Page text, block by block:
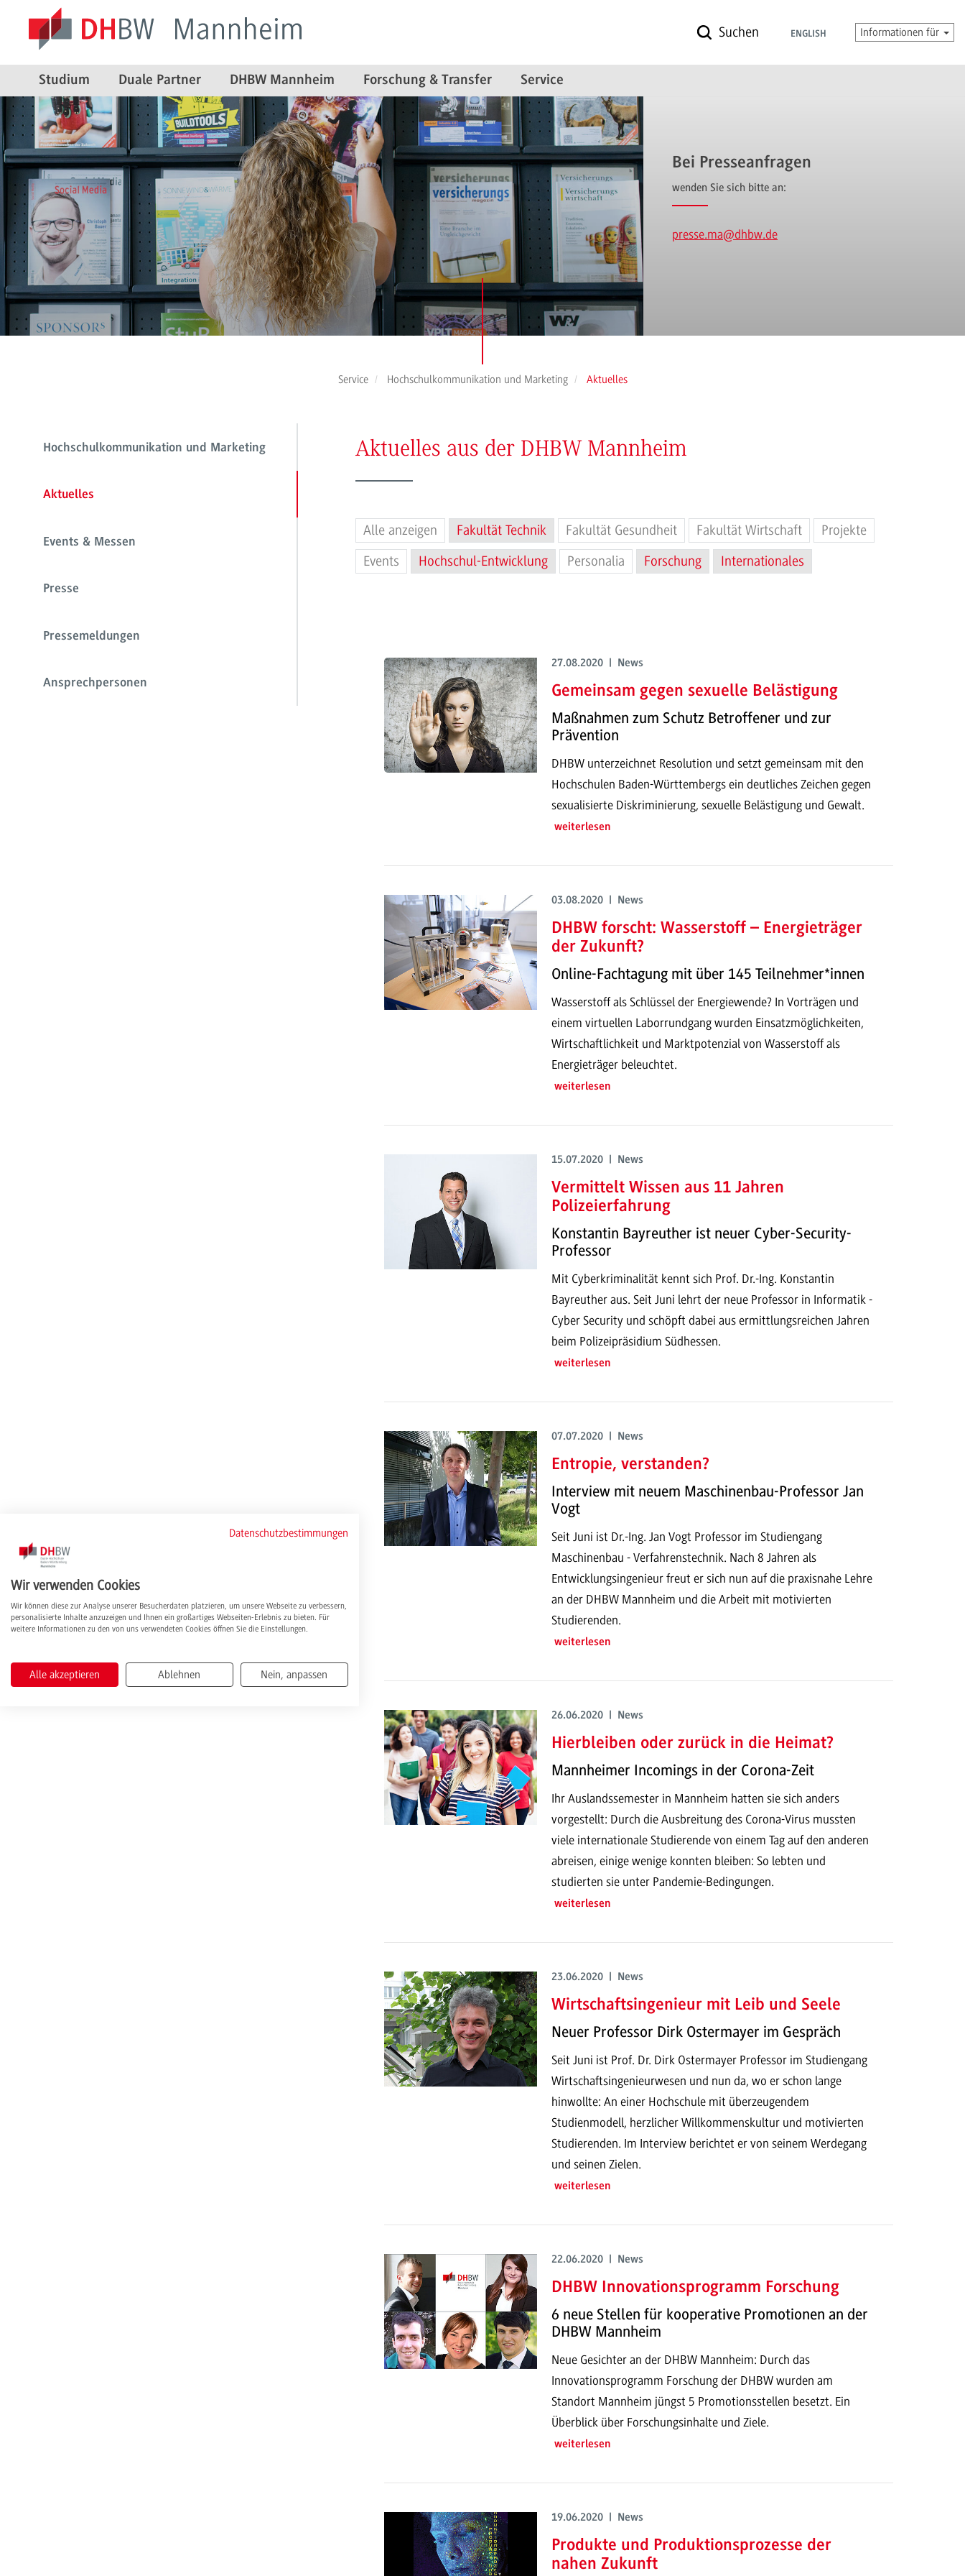
Suchen ENGLISH Informationen für
Studium Duale Partner DHBW Mannheim Forschung & Transfer Service
Bei Presseanfragen
wenden Sie sich bitte an:
presse.ma@dhbw.de
Service Hochschulkommunikation und Marketing Aktuelles
Hochschulkommunikation und Marketing
Aktuelles
Events & Messen
Presse
Pressemeldungen
Ansprechpersonen
Aktuelles aus der DHBW Mannheim
Alle anzeigen Fakultät Technik Fakultät Gesundheit Fakultät Wirtschaft
Projekte
Events
Hochschul-Entwicklung Personalia Forschung Internationales
27.08.2020 | News
Gemeinsam gegen sexuelle Belästigung
Maßnahmen zum Schutz Betroffener und zur
Prävention
DHBW unterzeichnet Resolution und setzt gemeinsam mit den
Hochschulen Baden-Württembergs ein deutliches Zeichen gegen
sexualisierte Diskriminierung, sexuelle Belästigung und Gewalt.
weiterlesen
03.08.2020 | News
DHBW forscht: Wasserstoff – Energieträger
der Zukunft?
Online-Fachtagung mit über 145 Teilnehmer*innen
Wasserstoff als Schlüssel der Energiewende? In Vorträgen und
einem virtuellen Laborrundgang wurden Einsatzmöglichkeiten,
Wirtschaftlichkeit und Marktpotenzial von Wasserstoff als
Energieträger beleuchtet.
weiterlesen
15.07.2020 | News
Vermittelt Wissen aus 11 Jahren
Polizeierfahrung
Konstantin Bayreuther ist neuer Cyber-Security-
Professor
Mit Cyberkriminalität kennt sich Prof. Dr.-Ing. Konstantin
Bayreuther aus. Seit Juni lehrt der neue Professor in Informatik -
Cyber Security und schöpft dabei aus ermittlungsreichen Jahren
beim Polizeipräsidium Südhessen.
weiterlesen
07.07.2020 | News
Entropie, verstanden?
Interview mit neuem Maschinenbau-Professor Jan
Vogt
Seit Juni ist Dr.-Ing. Jan Vogt Professor im Studiengang
Maschinenbau - Verfahrenstechnik. Nach 8 Jahren als
Entwicklungsingenieur freut er sich nun auf die praxisnahe Lehre
an der DHBW Mannheim und die Arbeit mit motivierten
Studierenden.
weiterlesen
26.06.2020 | News
Hierbleiben oder zurück in die Heimat?
Mannheimer Incomings in der Corona-Zeit
Ihr Auslandssemester in Mannheim hatten sie sich anders
vorgestellt: Durch die Ausbreitung des Corona-Virus mussten
viele internationale Studierende von einem Tag auf den anderen
abreisen, einige wenige konnten bleiben: So lebten und
studierten sie unter Pandemie-Bedingungen.
weiterlesen
23.06.2020 | News
Wirtschaftsingenieur mit Leib und Seele
Neuer Professor Dirk Ostermayer im Gespräch
Seit Juni ist Prof. Dr. Dirk Ostermayer Professor im Studiengang
Wirtschaftsingenieurwesen und nun da, wo er schon lange
hinwollte: An einer Hochschule mit überzeugendem
Studienmodell, herzlicher Willkommenskultur und motivierten
Studierenden. Im Interview berichtet er von seinem Werdegang
und seinen Zielen.
weiterlesen
22.06.2020 | News
DHBW Innovationsprogramm Forschung
6 neue Stellen für kooperative Promotionen an der
DHBW Mannheim
Neue Gesichter an der DHBW Mannheim: Durch das
Innovationsprogramm Forschung der DHBW wurden am
Standort Mannheim jüngst 5 Promotionsstellen besetzt. Ein
Überblick über Forschungsinhalte und Ziele.
weiterlesen
19.06.2020 | News
Produkte und Produktionsprozesse der
nahen Zukunft
Datenschutzbestimmungen
Wir verwenden Cookies
Wir können diese zur Analyse unserer Besucherdaten platzieren, um unsere Webseite zu verbessern,
personalisierte Inhalte anzuzeigen und Ihnen ein großartiges Webseiten-Erlebnis zu bieten. Für
weitere Informationen zu den von uns verwendeten Cookies öffnen Sie die Einstellungen.
Alle akzeptieren Ablehnen Nein, anpassen